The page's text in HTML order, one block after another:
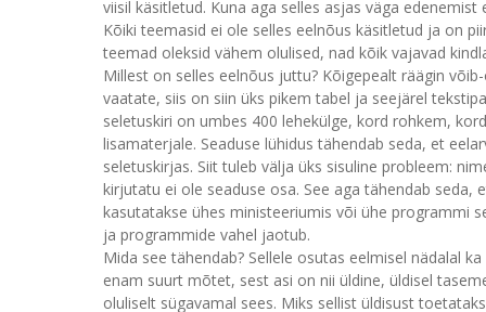
viisil käsitletud. Kuna aga selles asjas väga
Kõiki teemasid ei ole selles eelnõus käsitletud ja on
teemad oleksid vähem olulised, nad kõik vajavad
Millest on selles eelnõus juttu? Kõigepealt räägin
vaatate, siis on siin üks pikem tabel ja seejärel
seletuskiri on umbes 400 lehekülge, kord rohkem,
lisamaterjale. Seaduse lühidus tähendab seda, et
seletuskirjas. Siit tuleb välja üks sisuline probleem:
kirjutatu ei ole seaduse osa. See aga tähendab
kasutatakse ühes ministeeriumis või ühe programmi
ja programmide vahel jaotub.
Mida see tähendab? Sellele osutas eelmisel nädalal
enam suurt mõtet, sest asi on nii üldine, üldisel
oluliselt sügavamal sees. Miks sellist üldisust